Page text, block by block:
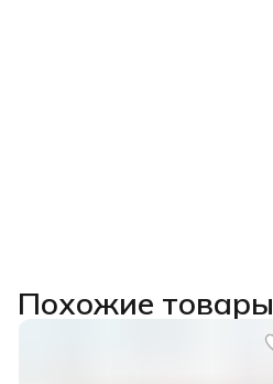
Похожие товары